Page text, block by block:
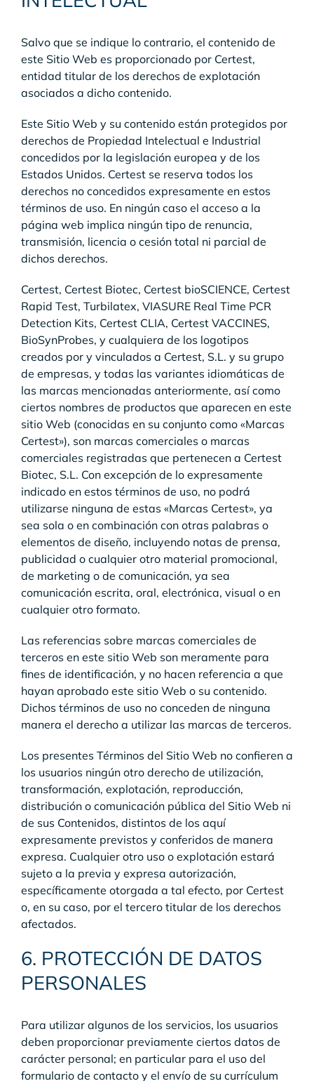
Salvo que se indique lo contrario, el contenido de
este Sitio Web es proporcionado por Certest,
entidad titular de los derechos de explotación
asociados a dicho contenido.
Este Sitio Web y su contenido están protegidos por
derechos de Propiedad Intelectual e Industrial
concedidos por la legislación europea y de los
Estados Unidos. Certest se reserva todos los
derechos no concedidos expresamente en estos
términos de uso. En ningún caso el acceso a la
página web implica ningún tipo de renuncia,
transmisión, licencia o cesión total ni parcial de
dichos derechos.
Certest, Certest Biotec, Certest bioSCIENCE, Certest
Rapid Test, Turbilatex, VIASURE Real Time PCR
Detection Kits, Certest CLIA, Certest VACCINES,
BioSynProbes, y cualquiera de los logotipos
creados por y vinculados a Certest, S.L. y su grupo
de empresas, y todas las variantes idiomáticas de
las marcas mencionadas anteriormente, así como
ciertos nombres de productos que aparecen en este
sitio Web (conocidas en su conjunto como «Marcas
Certest»), son marcas comerciales o marcas
comerciales registradas que pertenecen a Certest
Biotec, S.L. Con excepción de lo expresamente
indicado en estos términos de uso, no podrá
utilizarse ninguna de estas «Marcas Certest», ya
sea sola o en combinación con otras palabras o
elementos de diseño, incluyendo notas de prensa,
publicidad o cualquier otro material promocional,
de marketing o de comunicación, ya sea
comunicación escrita, oral, electrónica, visual o en
cualquier otro formato.
Las referencias sobre marcas comerciales de
terceros en este sitio Web son meramente para
fines de identificación, y no hacen referencia a que
hayan aprobado este sitio Web o su contenido.
Dichos términos de uso no conceden de ninguna
manera el derecho a utilizar las marcas de terceros.
Los presentes Términos del Sitio Web no confieren a
los usuarios ningún otro derecho de utilización,
transformación, explotación, reproducción,
distribución o comunicación pública del Sitio Web ni
de sus Contenidos, distintos de los aquí
expresamente previstos y conferidos de manera
expresa. Cualquier otro uso o explotación estará
sujeto a la previa y expresa autorización,
específicamente otorgada a tal efecto, por Certest
o, en su caso, por el tercero titular de los derechos
afectados.
6. PROTECCIÓN DE DATOS
PERSONALES
Para utilizar algunos de los servicios, los usuarios
deben proporcionar previamente ciertos datos de
carácter personal; en particular para el uso del
formulario de contacto y el envío de su currículum